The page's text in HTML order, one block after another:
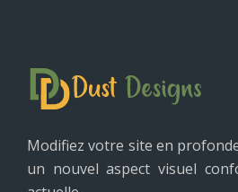
Modifiez votre site en
un nouvel aspect visuel